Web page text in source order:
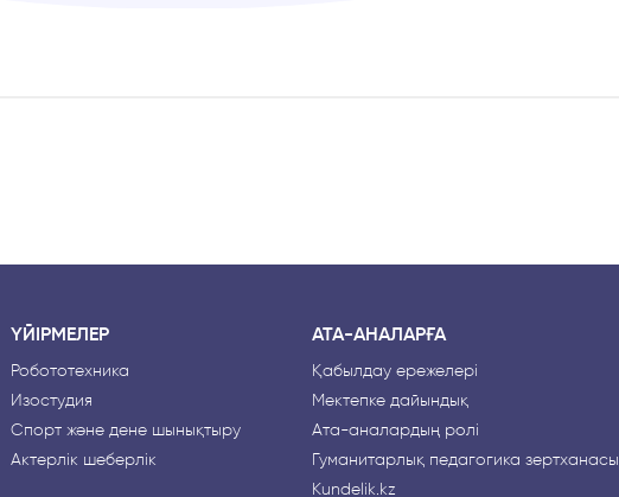
ҮЙІРМЕЛЕР
Робототехника
Изостудия
Спорт және дене шынықтыру
Актерлік шеберлік
АТА-АНАЛАРҒА
Қабылдау ережелері
Мектепке дайындық
Ата-аналардың рөлі
Гуманитарлық педагогика зертханасы
Kundelik.kz